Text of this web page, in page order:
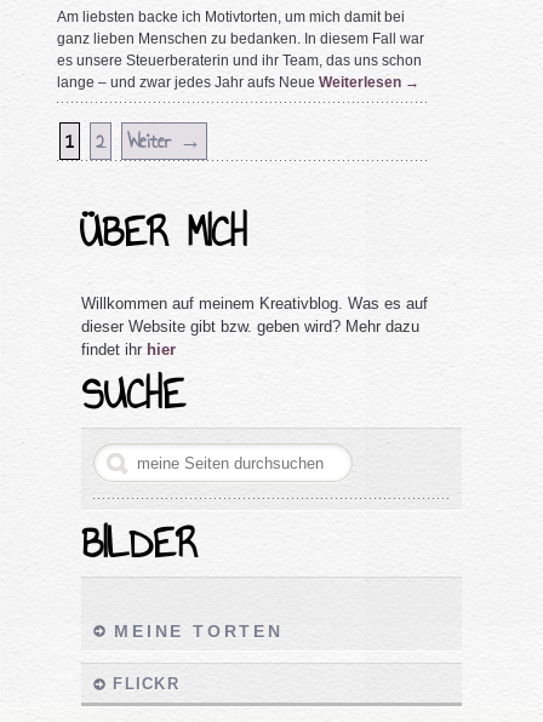
Am liebsten backe ich Motivtorten, um mich damit bei
ganz lieben Menschen zu bedanken. In diesem Fall war
es unsere Steuerberaterin und ihr Team, das uns schon
lange – und zwar jedes Jahr aufs NeueWeiterlesen →
1 2 Weiter →
ÜBER MICH
Willkommen auf meinem Kreativblog. Was es auf
dieser Website gibt bzw. geben wird? Mehr dazu
findet ihr hier
SUCHE
BILDER
MEINE TORTEN
FLICKR